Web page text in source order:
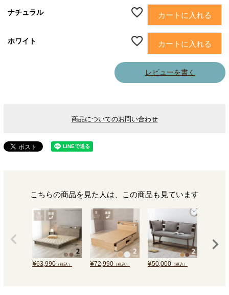
ナチュラル カートに入れる
ホワイト カートに入れる
レビューを書く
商品についてのお問い合わせ
こちらの商品を見た人は、この商品も見ています
¥63,990 （税込） ¥72,990 （税込） ¥50,000 （税込）